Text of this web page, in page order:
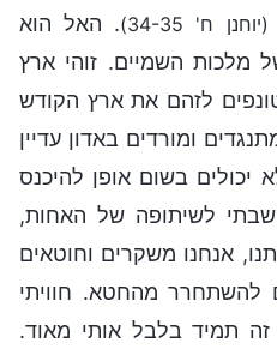
(יוחנן ח' 34-35)
. האל הוא
מלכות השמיים. זוהי ארץ
לזהם את ארץ הקודש
ומורדים באדון עדיין
בשום אופן להיכנס
לשיתופה של האחות,
אנחנו משקרים וחוטאים
להשתחרר מהחטא. חוויתי
תמיד בלבל אותי מאוד.